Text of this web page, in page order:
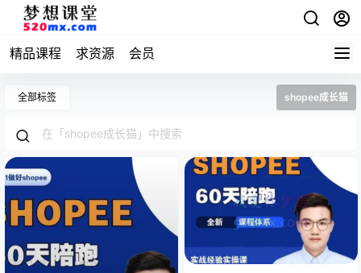
精品课程 求资源 会员
全部标签 shopee成长猫